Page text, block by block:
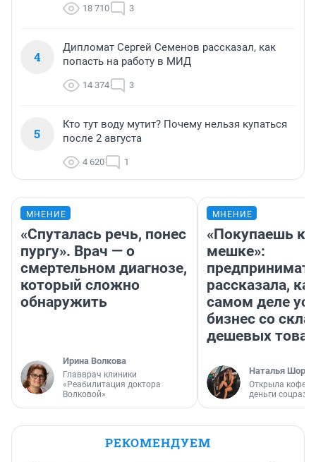
18 710 3
4
Дипломат Сергей Семенов рассказал, как
попасть на работу в МИД
14 374 3
5
Кто тут воду мутит? Почему нельзя купаться
после 2 августа
4 620 1
МНЕНИЕ
«Спуталась речь, понес
пургу». Врач — о
смертельном диагнозе,
который сложно
обнаружить
Ирина Волкова
Главврач клиники
«Реабилитация доктора
Волковой»
МНЕНИЕ
«Покупаешь
мешке»:
рассказала,
самом деле
бизнес со
дешевых
Наталья
Открыла
деньги
РЕКОМЕНДУЕМ